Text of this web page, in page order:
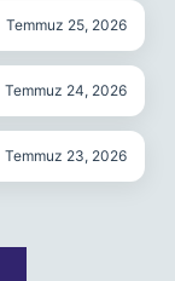
Temmuz 25, 2026
Temmuz 24, 2026
Temmuz 23, 2026